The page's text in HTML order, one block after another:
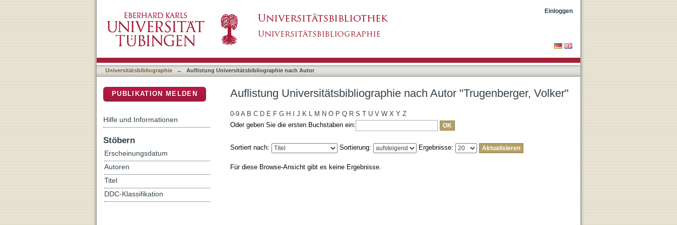
Einloggen
Universitätsbibliographie → Auflistung Universitätsbibliographie nach Autor
Auflistung Universitätsbibliographie nach Autor "Trugenberger, Volker"
0-9 A B C D E F G H J K L M N O P Q R S T U V W X Y Z
Oder geben Sie die ersten Buchstaben ein:
Sortiert nach: Sortierung: Ergebnisse:
Für diese Browse-Ansicht gibt es keine Ergebnisse.
PUBLIKATION MELDEN
Hilfe und Informationen
Stöbern
Erscheinungsdatum
Autoren
Titel
DDC-Klassifikation